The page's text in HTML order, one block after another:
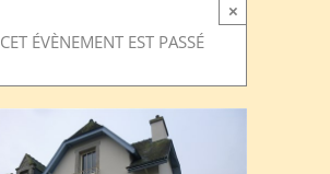
CET ÉVÈNEMENT EST PASSÉ
×